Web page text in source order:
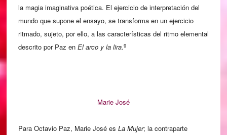
la magia imaginativa poética. El ejercicio de interpretación del
mundo que supone el ensayo, se transforma en un ejercicio
ritmado, sujeto, por ello, a las características del ritmo elemental
descrito por Paz en El arco y la lira.9
Marie José
Para Octavio Paz, Marie José es La Mujer; la contraparte